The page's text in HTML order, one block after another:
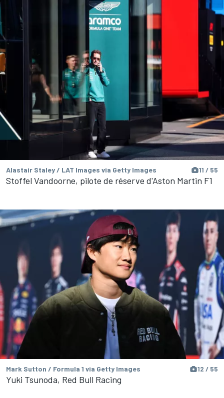
Alastair Staley / LAT Images via Getty Images 11 / 55
Stoffel Vandoorne, pilote de réserve d'Aston Martin F1
Mark Sutton / Formula 1 via Getty Images 12 / 55
Yuki Tsunoda, Red Bull Racing